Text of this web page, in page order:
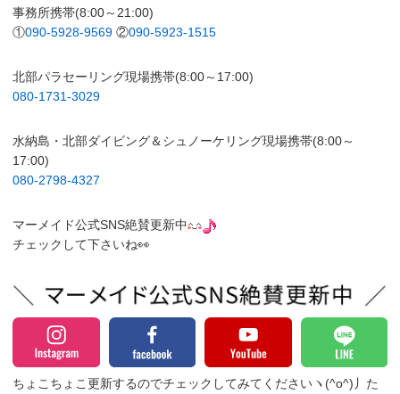
事務所携帯(8:00～21:00)
①090-5928-9569 ②090-5923-1515
北部パラセーリング現場携帯(8:00～17:00)
080-1731-3029
水納島・北部ダイビング＆シュノーケリング現場携帯(8:00～
17:00)
080-2798-4327
マーメイド公式SNS絶賛更新中
チェックして下さいね👀
ちょこちょこ更新するのでチェックしてみてくださいヽ(^o^)丿 た